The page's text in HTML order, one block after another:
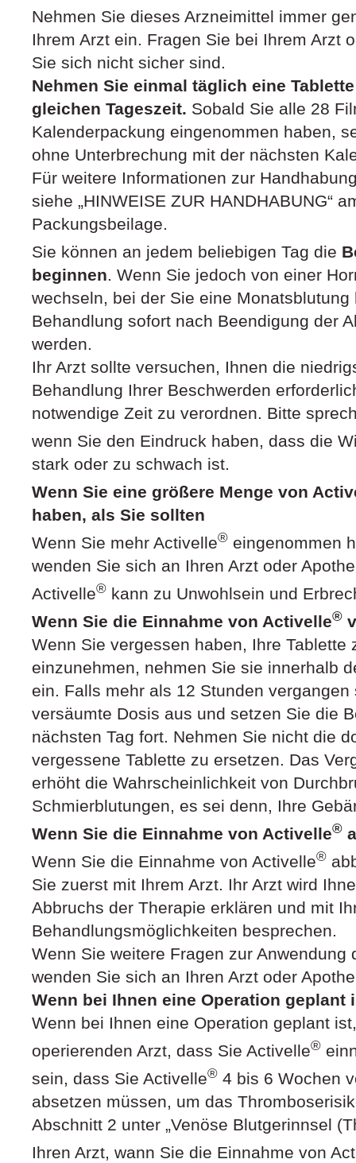
Nehmen Sie dieses Arzneimittel immer
Ihrem Arzt ein. Fragen Sie bei Ihrem Arzt
Sie sich nicht sicher sind.
Nehmen Sie einmal täglich eine
gleichen Tageszeit. Sobald Sie alle 28
Kalenderpackung eingenommen haben,
ohne Unterbrechung mit der nächsten
Für weitere Informationen zur
siehe „HINWEISE ZUR HANDHABUNG“
Packungsbeilage.
Sie können an jedem beliebigen Tag die
beginnen. Wenn Sie jedoch von einer
wechseln, bei der Sie eine
Behandlung sofort nach Beendigung der
werden.
Ihr Arzt sollte versuchen, Ihnen die
Behandlung Ihrer Beschwerden
notwendige Zeit zu verordnen. Bitte
wenn Sie den Eindruck haben, dass die
stark oder zu schwach ist.
Wenn Sie eine größere Menge von
haben, als Sie sollten
Wenn Sie mehr Activelle® eingenommen
wenden Sie sich an Ihren Arzt oder
Activelle® kann zu Unwohlsein und
Wenn Sie die Einnahme von Activelle®
Wenn Sie vergessen haben, Ihre Tablette
einzunehmen, nehmen Sie sie innerhalb
ein. Falls mehr als 12 Stunden
versäumte Dosis aus und setzen Sie die
nächsten Tag fort. Nehmen Sie nicht die
vergessene Tablette zu ersetzen. Das
erhöht die Wahrscheinlichkeit von
Schmierblutungen, es sei denn, Ihre
Wenn Sie die Einnahme von Activelle®
Wenn Sie die Einnahme von Activelle®
Sie zuerst mit Ihrem Arzt. Ihr Arzt wird
Abbruchs der Therapie erklären und mit
Behandlungsmöglichkeiten besprechen.
Wenn Sie weitere Fragen zur Anwendung
wenden Sie sich an Ihren Arzt oder
Wenn bei Ihnen eine Operation geplant
Wenn bei Ihnen eine Operation geplant
operierenden Arzt, dass Sie Activelle®
sein, dass Sie Activelle® 4 bis 6 Wochen
absetzen müssen, um das
Abschnitt 2 unter „Venöse Blutgerinnsel
Ihren Arzt, wann Sie die Einnahme von